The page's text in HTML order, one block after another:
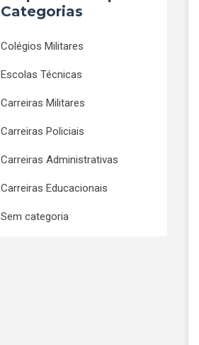
Categorias
Colégios Militares
Escolas Técnicas
Carreiras Militares
Carreiras Policiais
Carreiras Administrativas
Carreiras Educacionais
Sem categoria